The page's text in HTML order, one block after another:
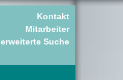
Kontakt
Mitarbeiter
erweiterte Suche